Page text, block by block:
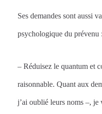
Ses demandes sont aussi
psychologique du prévenu :
– Réduisez le quantum et
raisonnable. Quant aux
j’ai oublié leurs noms –, je